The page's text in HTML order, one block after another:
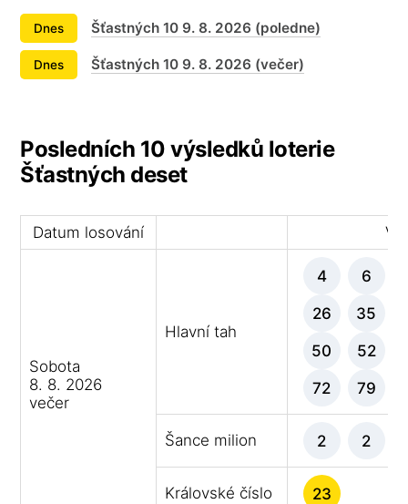
Dnes Šťastných 10 9. 8. 2026 (poledne)
Dnes Šťastných 10 9. 8. 2026 (večer)
Posledních 10 výsledků loterie
Šťastných deset
Datum losování
Sobota
8. 8. 2026
večer
Hlavní tah
4 6
26 35
50 52
72 79
Šance milion 2 2
Královské číslo 23